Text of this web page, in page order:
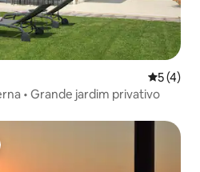
5 de
5 (4)
• Grande jardim privativo